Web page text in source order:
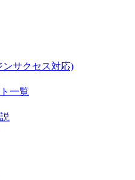
ンサクセス対応)
一覧